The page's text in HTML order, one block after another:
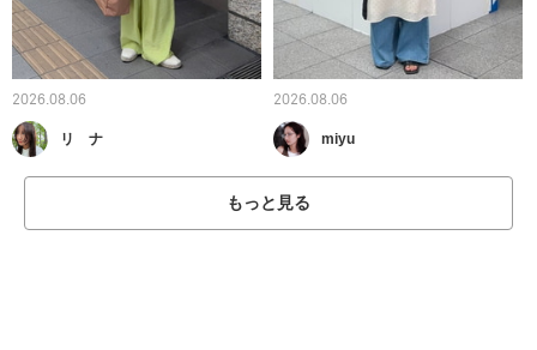
2026.08.06
リ ナ
2026.08.06
miyu
もっと見る